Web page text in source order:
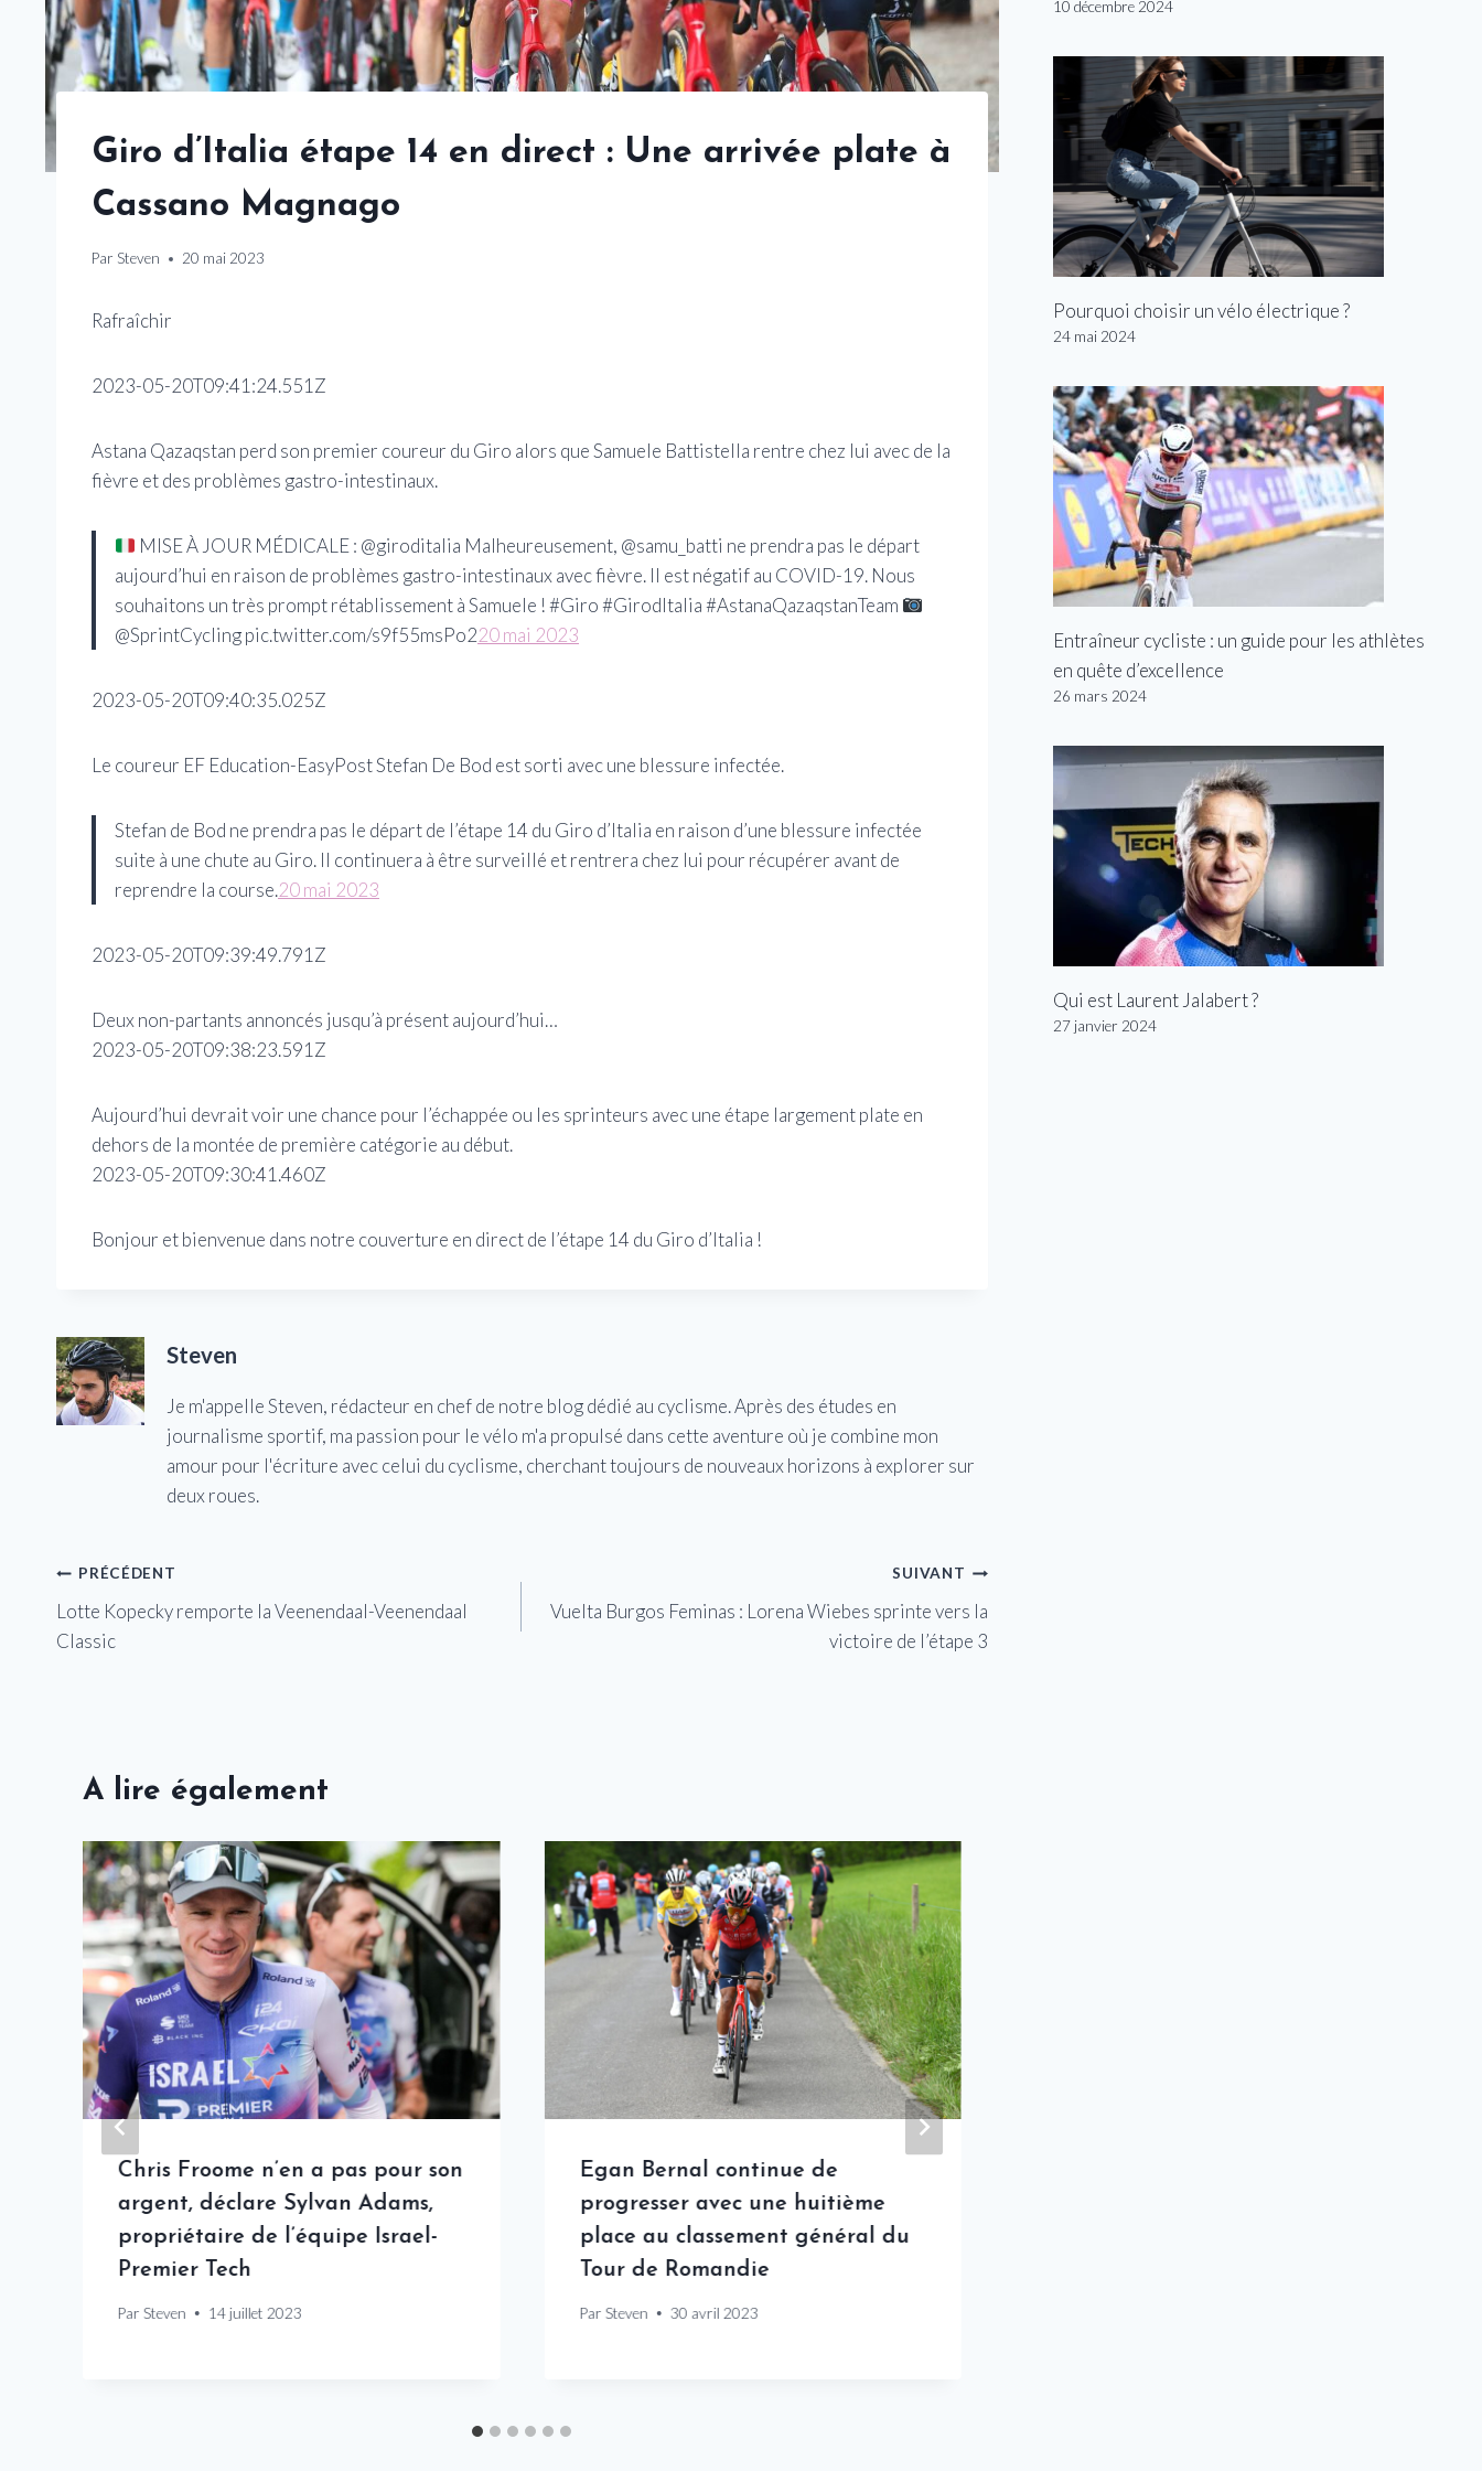
Giro d’Italia étape 14 en direct : Une arrivée plate à
Cassano Magnago
Par Steven 20 mai 2023
Rafraîchir
2023-05-20T09:41:24.551Z
Astana Qazaqstan perd son premier coureur du Giro alors que Samuele Battistella rentre chez lui avec de la
fièvre et des problèmes gastro-intestinaux.
MISE À JOUR MÉDICALE : @giroditalia Malheureusement, @samu_batti ne prendra pas le départ
aujourd’hui en raison de problèmes gastro-intestinaux avec fièvre. Il est négatif au COVID-19. Nous
souhaitons un très prompt rétablissement à Samuele ! #Giro #GirodItalia #AstanaQazaqstanTeam
@SprintCycling pic.twitter.com/s9f55msPo220 mai 2023
2023-05-20T09:40:35.025Z
Le coureur EF Education-EasyPost Stefan De Bod est sorti avec une blessure infectée.
Stefan de Bod ne prendra pas le départ de l’étape 14 du Giro d’Italia en raison d’une blessure infectée
suite à une chute au Giro. Il continuera à être surveillé et rentrera chez lui pour récupérer avant de
reprendre la course.20 mai 2023
2023-05-20T09:39:49.791Z
Deux non-partants annoncés jusqu’à présent aujourd’hui…
2023-05-20T09:38:23.591Z
Aujourd’hui devrait voir une chance pour l’échappée ou les sprinteurs avec une étape largement plate en
dehors de la montée de première catégorie au début.
2023-05-20T09:30:41.460Z
Bonjour et bienvenue dans notre couverture en direct de l’étape 14 du Giro d’Italia !
Steven
Je m'appelle Steven, rédacteur en chef de notre blog dédié au cyclisme. Après des études en
journalisme sportif, ma passion pour le vélo m'a propulsé dans cette aventure où je combine mon
amour pour l'écriture avec celui du cyclisme, cherchant toujours de nouveaux horizons à explorer sur
deux roues.
Navigation
de
PRÉCÉDENT
Lotte Kopecky remporte la Veenendaal-Veenendaal
Classic
SUIVANT
Vuelta Burgos Feminas : Lorena Wiebes sprinte vers la
victoire de l’étape 3
A lire également
Chris Froome n’en a pas pour son
argent, déclare Sylvan Adams,
propriétaire de l’équipe Israel-
Premier Tech
Par Steven 14 juillet 2023
Egan Bernal continue de
progresser avec une huitième
place au classement général du
Tour de Romandie
Par Steven 30 avril 2023
10 décembre 2024
Pourquoi choisir un vélo électrique ?
24 mai 2024
Entraîneur cycliste : un guide pour les athlètes
en quête d’excellence
26 mars 2024
Qui est Laurent Jalabert ?
27 janvier 2024